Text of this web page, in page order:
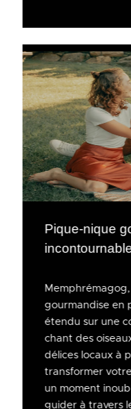
Pique-nique
gourmandise en
étendu sur une
chant des
délices locaux à
transformer
un moment
guider à travers